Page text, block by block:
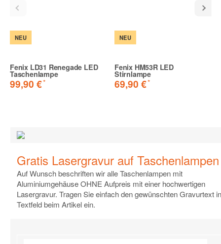
NEU
Fenix LD31 Renegade LED
Taschenlampe
99,90 €*
NEU
Fenix HM53R LED
Stirnlampe
69,90 €*
Gratis Lasergravur auf Taschenlampen
Auf Wunsch beschriften wir alle Taschenlampen mit
Aluminiumgehäuse OHNE Aufpreis mit einer hochwertigen
Lasergravur. Tragen Sie einfach den gewünschten Gravurtext
Textfeld beim Artikel ein.